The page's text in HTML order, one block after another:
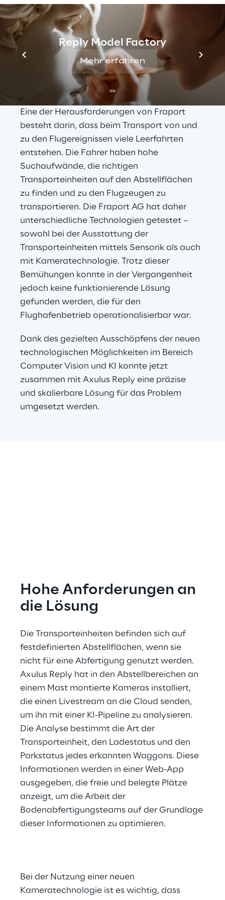
Reply Model Factory
Mehr erfahren
Innovative Technologie
für Transportprozesse
Eine der Herausforderungen von Fraport
besteht darin, dass beim Transport von und
zu den Flugereignissen viele Leerfahrten
entstehen. Die Fahrer haben hohe
Suchaufwände, die richtigen
Transporteinheiten auf den Abstellflächen
zu finden und zu den Flugzeugen zu
transportieren. Die Fraport AG hat daher
unterschiedliche Technologien getestet –
sowohl bei der Ausstattung der
Transporteinheiten mittels Sensorik als auch
mit Kameratechnologie. Trotz dieser
Bemühungen konnte in der Vergangenheit
jedoch keine funktionierende Lösung
gefunden werden, die für den
Flughafenbetrieb operationalisierbar war.
Dank des gezielten Ausschöpfens der neuen
technologischen Möglichkeiten im Bereich
Computer Vision und KI konnte jetzt
zusammen mit Axulus Reply eine präzise
und skalierbare Lösung für das Problem
umgesetzt werden.
Hohe Anforderungen an
die Lösung
Die Transporteinheiten befinden sich auf
festdefinierten Abstellflächen, wenn sie
nicht für eine Abfertigung genutzt werden.
Axulus Reply hat in den Abstellbereichen an
einem Mast montierte Kameras installiert,
die einen Livestream an die Cloud senden,
um ihn mit einer KI-Pipeline zu analysieren.
Die Analyse bestimmt die Art der
Transporteinheit, den Ladestatus und den
Parkstatus jedes erkannten Waggons. Diese
Informationen werden in einer Web-App
ausgegeben, die freie und belegte Plätze
anzeigt, um die Arbeit der
Bodenabfertigungsteams auf der Grundlage
dieser Informationen zu optimieren.
Bei der Nutzung einer neuen
Kameratechnologie ist es wichtig, dass